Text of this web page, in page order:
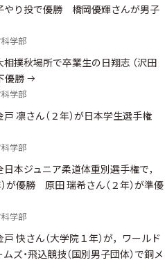
やり投で優勝 橋岡優輝さんが男子
学部
撲秋場所で卒業生の日翔志 （沢田
優勝
学部
凛さん（２年）が日本学生選手権
学部
本ジュニア柔道体重別選手権で，
が優勝 原田 瑞希さん（２年）が準優
学部
快さん（大学院１年）が，ワールド
ズ・飛込競技（国別男子団体）で銅メ